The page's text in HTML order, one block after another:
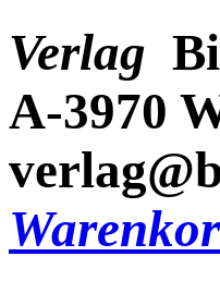
Verlag
A-3970